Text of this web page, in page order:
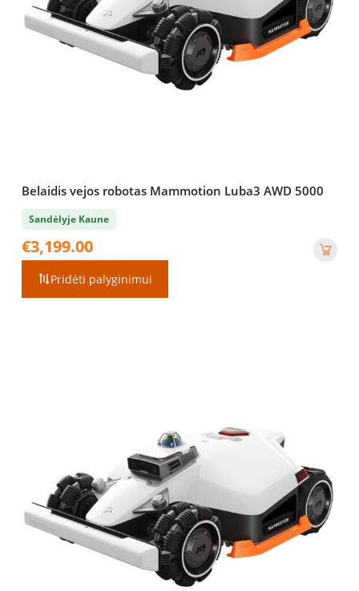
Belaidis vejos robotas Mammotion Luba3 AWD 5000
Sandėlyje Kaune
€3,199.00
Pridėti palyginimui